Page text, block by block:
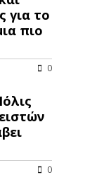
για το
πιο
0
0